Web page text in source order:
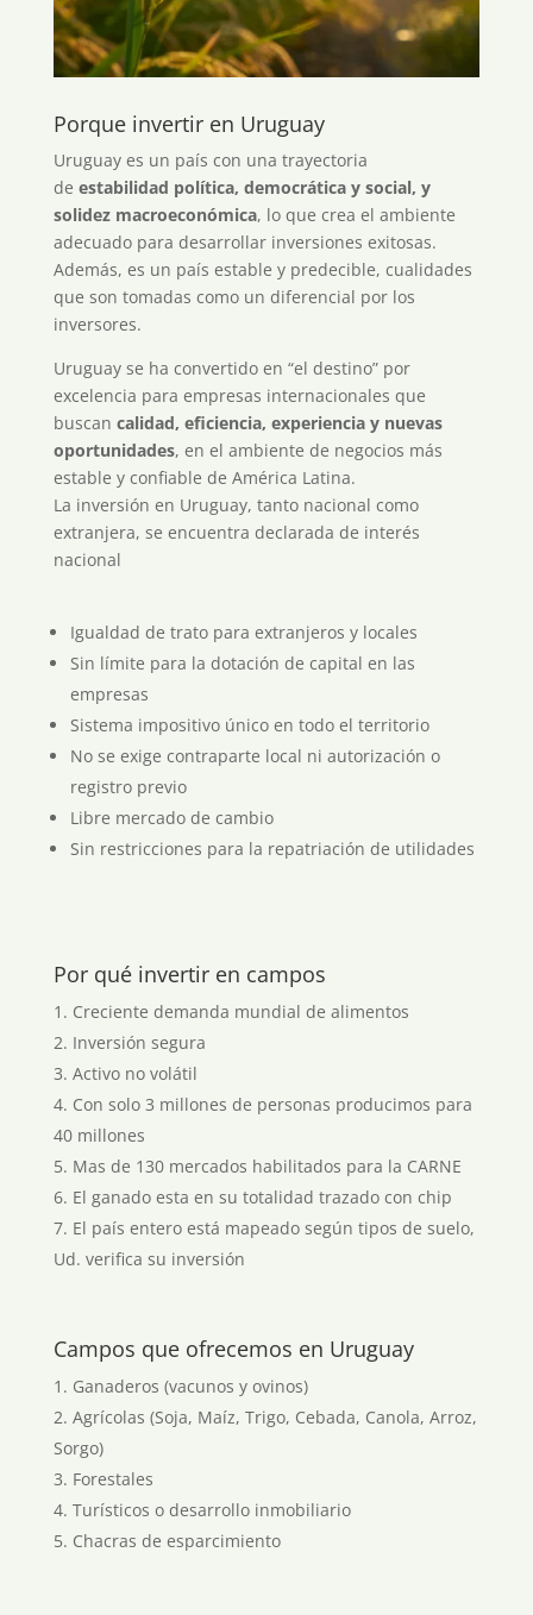
Porque invertir en Uruguay
Uruguay es un país con una trayectoria
de estabilidad política, democrática y social, y
solidez macroeconómica, lo que crea el ambiente
adecuado para desarrollar inversiones exitosas.
Además, es un país estable y predecible, cualidades
que son tomadas como un diferencial por los
inversores.
Uruguay se ha convertido en “el destino” por
excelencia para empresas internacionales que
buscan calidad, eficiencia, experiencia y nuevas
oportunidades, en el ambiente de negocios más
estable y confiable de América Latina.
La inversión en Uruguay, tanto nacional como
extranjera, se encuentra declarada de interés
nacional
Igualdad de trato para extranjeros y locales
Sin límite para la dotación de capital en las
empresas
Sistema impositivo único en todo el territorio
No se exige contraparte local ni autorización o
registro previo
Libre mercado de cambio
Sin restricciones para la repatriación de utilidades
Por qué invertir en campos
Creciente demanda mundial de alimentos
Inversión segura
Activo no volátil
Con solo 3 millones de personas producimos para
40 millones
Mas de 130 mercados habilitados para la CARNE
El ganado esta en su totalidad trazado con chip
El país entero está mapeado según tipos de suelo,
Ud. verifica su inversión
Campos que ofrecemos en Uruguay
Ganaderos (vacunos y ovinos)
Agrícolas (Soja, Maíz, Trigo, Cebada, Canola, Arroz,
Sorgo)
Forestales
Turísticos o desarrollo inmobiliario
Chacras de esparcimiento